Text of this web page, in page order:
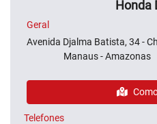
Honda
Geral
Avenida Djalma Batista, 34 -
Manaus - Amazonas
Telefones